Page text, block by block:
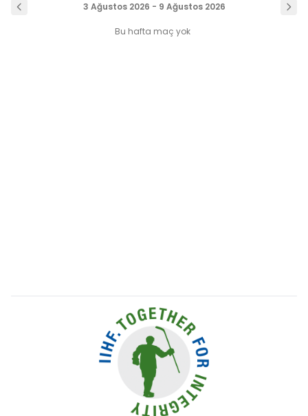
3 Ağustos 2026 - 9 Ağustos 2026
Bu hafta maç yok